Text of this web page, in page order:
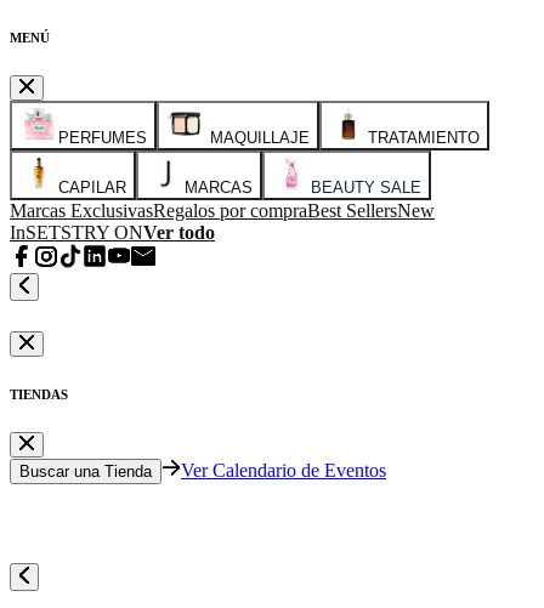
MENÚ
PERFUMES MAQUILLAJE TRATAMIENTO
CAPILAR MARCAS BEAUTY SALE
Marcas ExclusivasRegalos por compraBest SellersNew
InSETSTRY ONVer todo
TIENDAS
Buscar una Tienda Ver Calendario de Eventos